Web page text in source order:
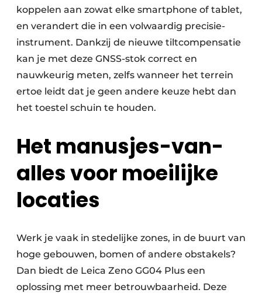
koppelen aan zowat elke smartphone of tablet,
en verandert die in een volwaardig precisie-
instrument. Dankzij de nieuwe tiltcompensatie
kan je met deze GNSS-stok correct en
nauwkeurig meten, zelfs wanneer het terrein
ertoe leidt dat je geen andere keuze hebt dan
het toestel schuin te houden.
Het manusjes-van-
alles voor moeilijke
locaties
Werk je vaak in stedelijke zones, in de buurt van
hoge gebouwen, bomen of andere obstakels?
Dan biedt de Leica Zeno GG04 Plus een
oplossing met meer betrouwbaarheid. Deze